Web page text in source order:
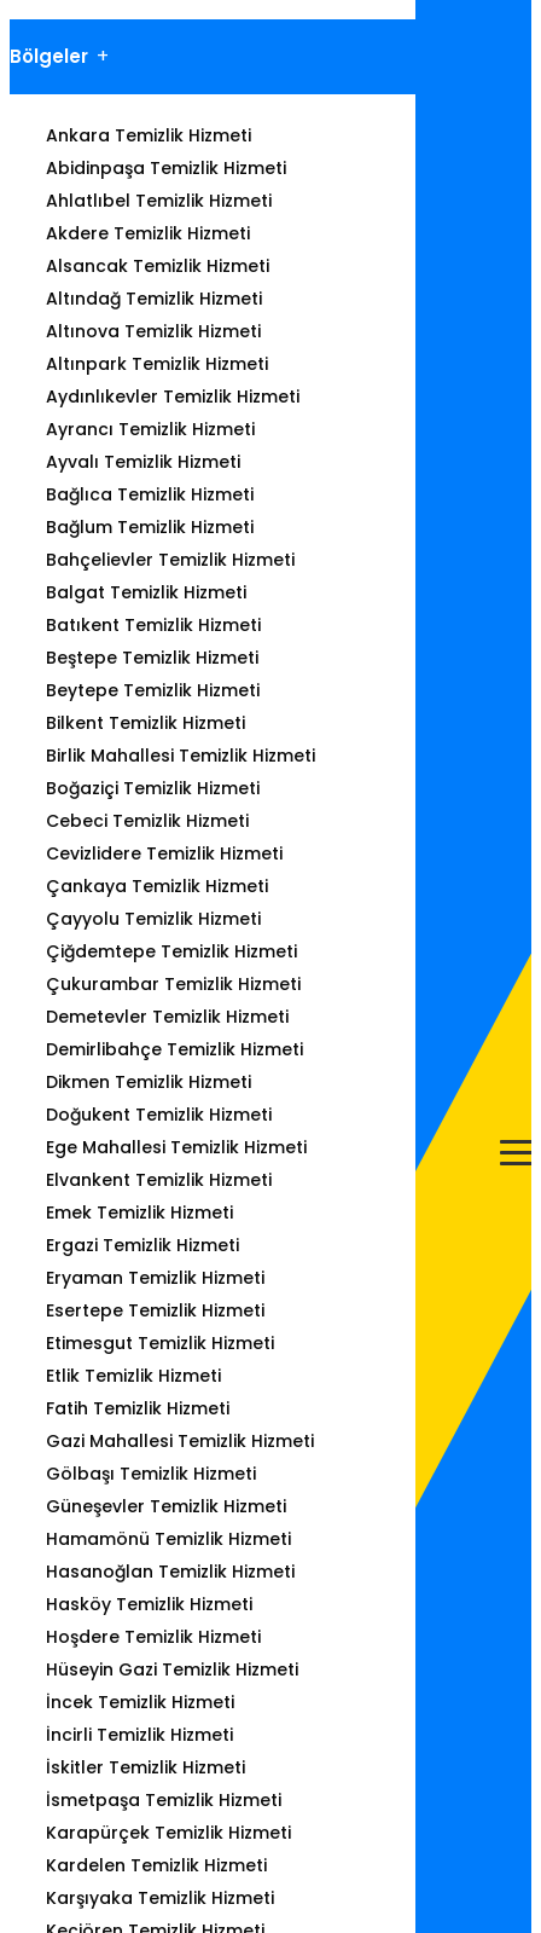
Bölgeler
Ankara Temizlik Hizmeti
Abidinpaşa Temizlik Hizmeti
Ahlatlıbel Temizlik Hizmeti
Akdere Temizlik Hizmeti
Alsancak Temizlik Hizmeti
Altındağ Temizlik Hizmeti
Altınova Temizlik Hizmeti
Altınpark Temizlik Hizmeti
Aydınlıkevler Temizlik Hizmeti
Ayrancı Temizlik Hizmeti
Ayvalı Temizlik Hizmeti
Bağlıca Temizlik Hizmeti
Bağlum Temizlik Hizmeti
Bahçelievler Temizlik Hizmeti
Balgat Temizlik Hizmeti
Batıkent Temizlik Hizmeti
Beştepe Temizlik Hizmeti
Beytepe Temizlik Hizmeti
Bilkent Temizlik Hizmeti
Birlik Mahallesi Temizlik Hizmeti
Boğaziçi Temizlik Hizmeti
Cebeci Temizlik Hizmeti
Cevizlidere Temizlik Hizmeti
Çankaya Temizlik Hizmeti
Çayyolu Temizlik Hizmeti
Çiğdemtepe Temizlik Hizmeti
Çukurambar Temizlik Hizmeti
Demetevler Temizlik Hizmeti
Demirlibahçe Temizlik Hizmeti
Dikmen Temizlik Hizmeti
Doğukent Temizlik Hizmeti
Ege Mahallesi Temizlik Hizmeti
Elvankent Temizlik Hizmeti
Emek Temizlik Hizmeti
Ergazi Temizlik Hizmeti
Eryaman Temizlik Hizmeti
Esertepe Temizlik Hizmeti
Etimesgut Temizlik Hizmeti
Etlik Temizlik Hizmeti
Fatih Temizlik Hizmeti
Gazi Mahallesi Temizlik Hizmeti
Gölbaşı Temizlik Hizmeti
Güneşevler Temizlik Hizmeti
Hamamönü Temizlik Hizmeti
Hasanoğlan Temizlik Hizmeti
Hasköy Temizlik Hizmeti
Hoşdere Temizlik Hizmeti
Hüseyin Gazi Temizlik Hizmeti
İncek Temizlik Hizmeti
İncirli Temizlik Hizmeti
İskitler Temizlik Hizmeti
İsmetpaşa Temizlik Hizmeti
Karapürçek Temizlik Hizmeti
Kardelen Temizlik Hizmeti
Karşıyaka Temizlik Hizmeti